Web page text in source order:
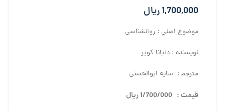
1,700,000ریال
موضوع اصلي : روانشناسی
نويسنده : دایانا کوپر
مترجم : سایه ابوالحسنی
قيمت : 1/700/000 ريال